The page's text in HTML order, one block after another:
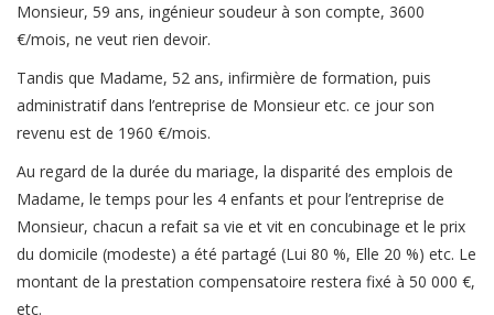
Monsieur, 59 ans, ingénieur soudeur à son compte, 3600
€/mois, ne veut rien devoir.
Tandis que Madame, 52 ans, infirmière de formation, puis
administratif dans l’entreprise de Monsieur etc. ce jour son
revenu est de 1960 €/mois.
Au regard de la durée du mariage, la disparité des emplois de
Madame, le temps pour les 4 enfants et pour l’entreprise de
Monsieur, chacun a refait sa vie et vit en concubinage et le prix
du domicile (modeste) a été partagé (Lui 80 %, Elle 20 %) etc. Le
montant de la prestation compensatoire restera fixé à 50 000 €,
etc.